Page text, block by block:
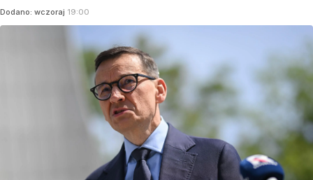
Dodano: wczoraj 19:00